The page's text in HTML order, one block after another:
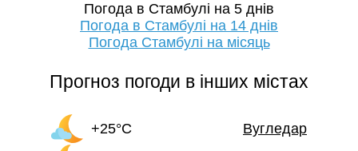
Погода в Стамбулі на 5 днів
Погода в Стамбулі на 14 днів
Погода Стамбулі на місяць
Прогноз погоди в інших містах
+25°C
Вугледар